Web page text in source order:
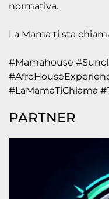
normativa.
La Mama ti sta
#Mamahouse
#LaMamaTiChiama
PARTNER